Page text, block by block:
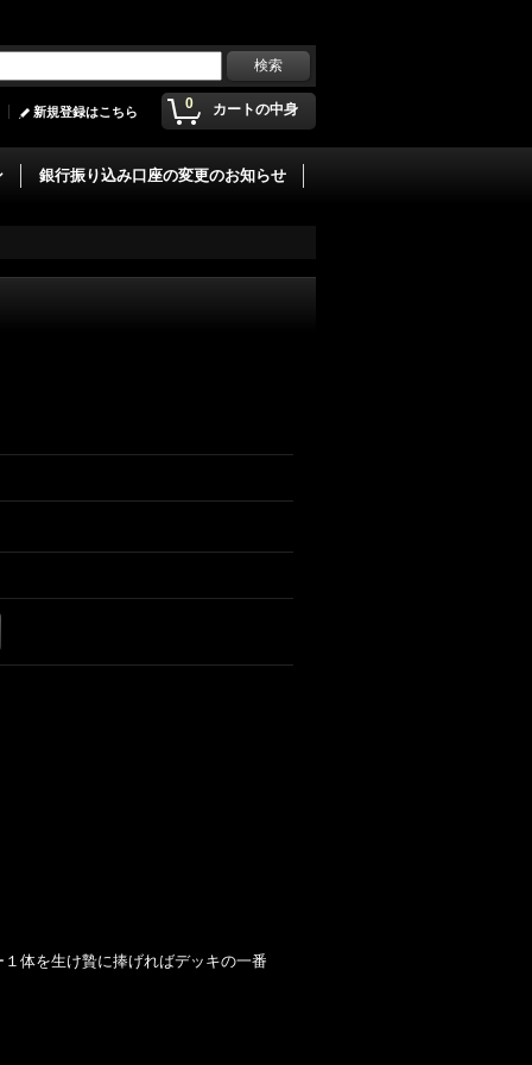
0 カートの中身
新規登録はこちら
銀行振り込み口座の変更のお知らせ
体を生け贄に捧げればデッキの一番